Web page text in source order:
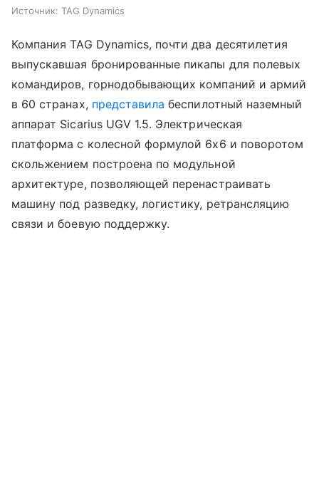
Источник: TAG Dynamics
Компания TAG Dynamics, почти два десятилетия
выпускавшая бронированные пикапы для полевых
командиров, горнодобывающих компаний и армий
в 60 странах, представила беспилотный наземный
аппарат Sicarius UGV 1.5. Электрическая
платформа с колесной формулой 6x6 и поворотом
скольжением построена по модульной
архитектуре, позволяющей перенастраивать
машину под разведку, логистику, ретрансляцию
связи и боевую поддержку.